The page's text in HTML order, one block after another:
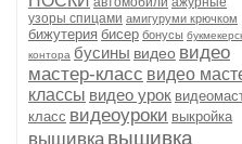
узоры спицами амигуруми крючком
бижутерия бисер бонусы
контора бусины видео видео
мастер-класс видео
классы видео урок
класс видеоуроки выкройка
вышивка вышивка